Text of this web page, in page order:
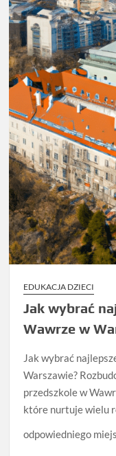
EDUKACJA DZIECI
Jak wybrać
Wawrze w
Jak wybrać
Warszawie?
przedszkole w
które nurtuje wielu
odpowiedniego